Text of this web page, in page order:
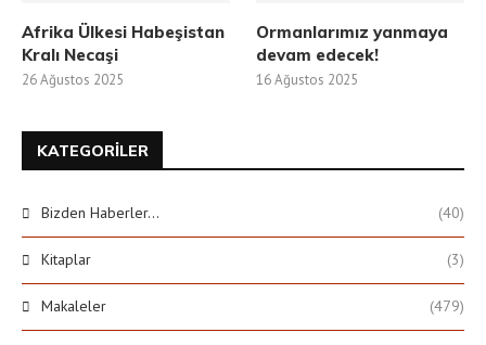
Afrika Ülkesi Habeşistan
Kralı Necaşi
26 Ağustos 2025
Ormanlarımız yanmaya
devam edecek!
16 Ağustos 2025
KATEGORILER
Bizden Haberler… (40)
Kitaplar (3)
Makaleler (479)